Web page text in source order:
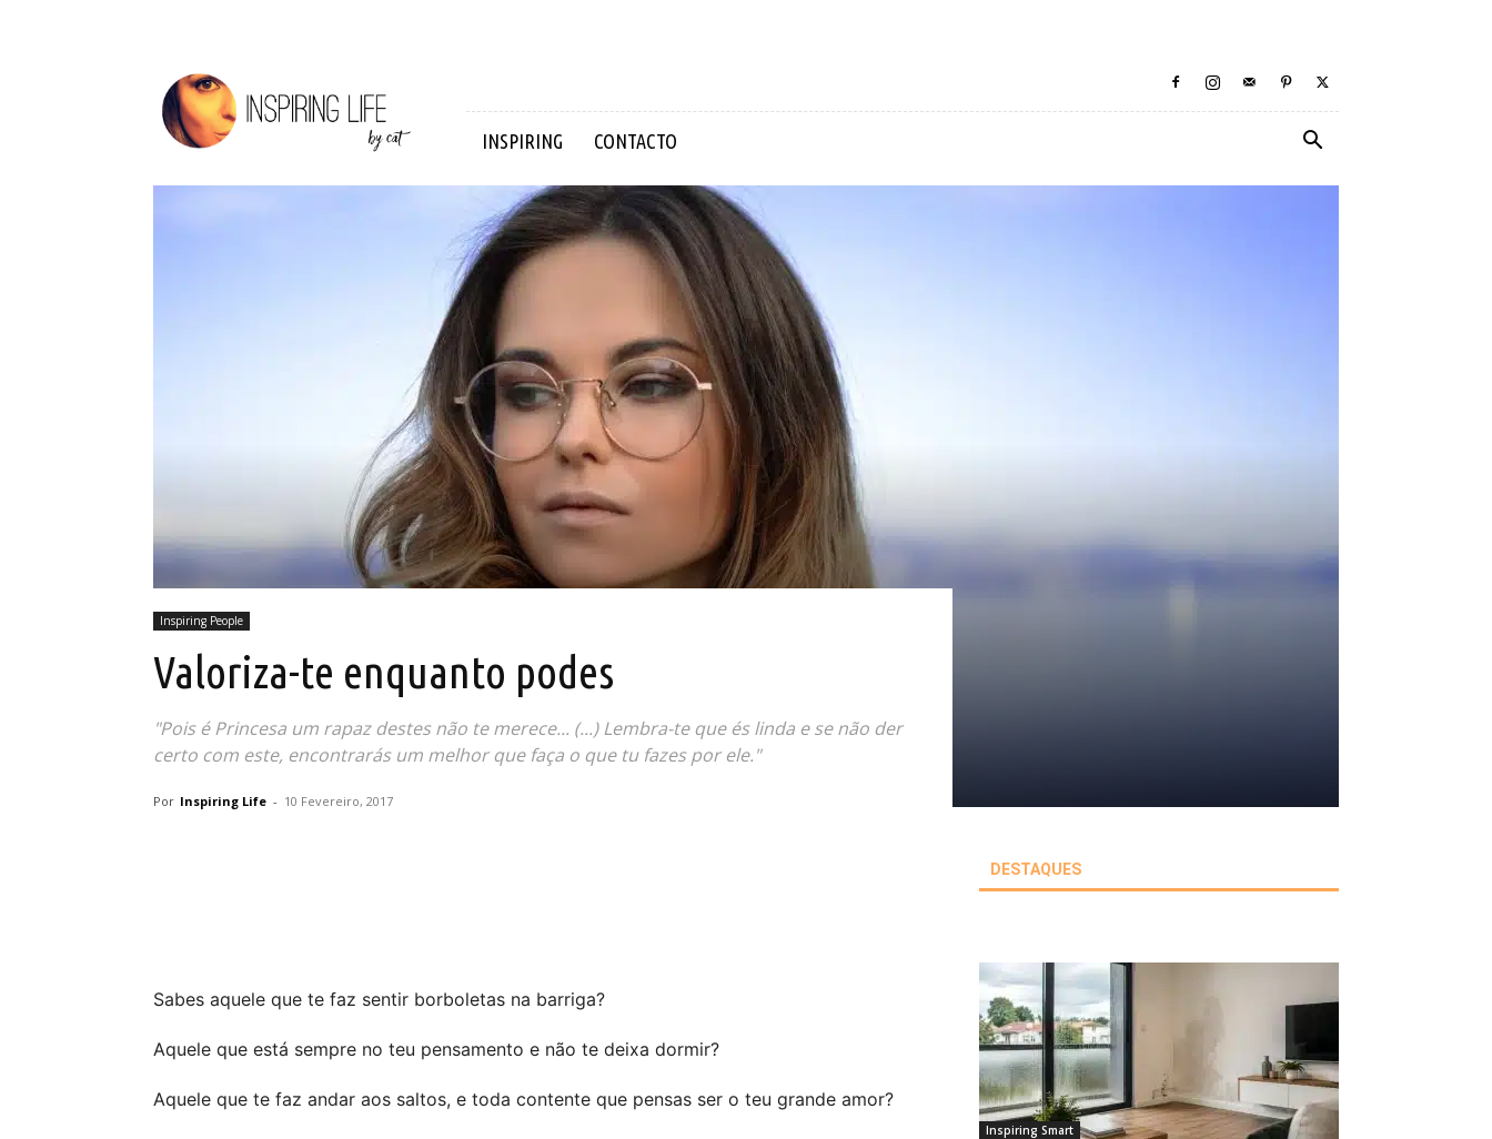
Inspiring
Life
INSPIRING CONTACTO
Inspiring People
Valoriza-te enquanto podes
"Pois é Princesa um rapaz destes não te merece... (...) Lembra-te que és linda e se não der
certo com este, encontrarás um melhor que faça o que tu fazes por ele."
Por Inspiring Life - 10 Fevereiro, 2017
Sabes aquele que te faz sentir borboletas na barriga?
Aquele que está sempre no teu pensamento e não te deixa dormir?
Aquele que te faz andar aos saltos, e toda contente que pensas ser o teu grande amor?
DESTAQUES
Inspiring Smart